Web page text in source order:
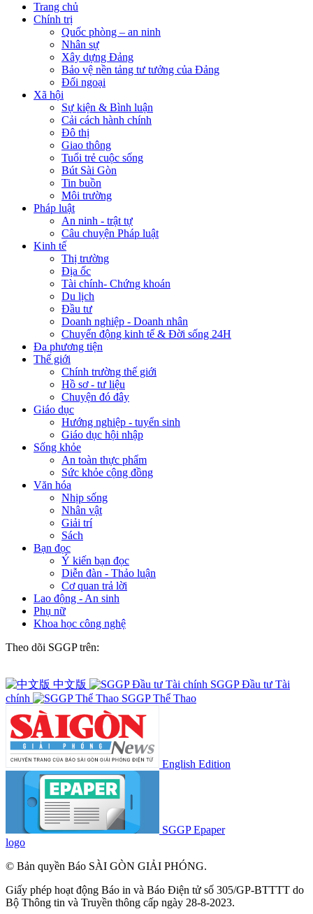
Trang chủ
Chính trị
Quốc phòng – an ninh
Nhân sự
Xây dựng Đảng
Bảo vệ nền tảng tư tưởng của Đảng
Đối ngoại
Xã hội
Sự kiện & Bình luận
Cải cách hành chính
Đô thị
Giao thông
Tuổi trẻ cuộc sống
Bút Sài Gòn
Tin buồn
Môi trường
Pháp luật
An ninh - trật tự
Câu chuyện Pháp luật
Kinh tế
Thị trường
Địa ốc
Tài chính- Chứng khoán
Du lịch
Đầu tư
Doanh nghiệp - Doanh nhân
Chuyển động kinh tế & Đời sống 24H
Đa phương tiện
Thế giới
Chính trường thế giới
Hồ sơ - tư liệu
Chuyện đó đây
Giáo dục
Hướng nghiệp - tuyển sinh
Giáo dục hội nhập
Sống khỏe
An toàn thực phẩm
Sức khỏe cộng đồng
Văn hóa
Nhịp sống
Nhân vật
Giải trí
Sách
Bạn đọc
Ý kiến bạn đọc
Diễn đàn - Thảo luận
Cơ quan trả lời
Lao động - An sinh
Phụ nữ
Khoa học công nghệ
Theo dõi SGGP trên:
中文版
SGGP Đầu tư Tài
chính
SGGP Thể Thao
English Edition
SGGP Epaper
logo
© Bản quyền Báo SÀI GÒN GIẢI PHÓNG.
Giấy phép hoạt động Báo in và Báo Điện tử số 305/GP-BTTTT do
Bộ Thông tin và Truyền thông cấp ngày 28-8-2023.